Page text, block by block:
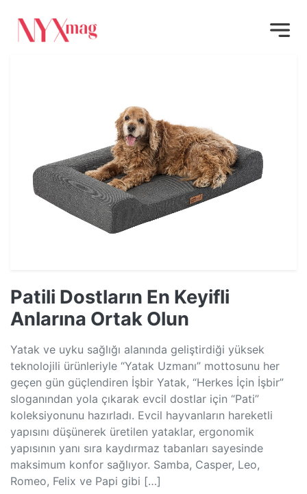
Patili Dostların En Keyifli
Anlarına Ortak Olun
Yatak ve uyku sağlığı alanında geliştirdiği yüksek
teknolojili ürünleriyle “Yatak Uzmanı” mottosunu her
geçen gün güçlendiren İşbir Yatak, “Herkes İçin İşbir”
sloganından yola çıkarak evcil dostlar için “Pati”
koleksiyonunu hazırladı. Evcil hayvanların hareketli
yapısını düşünerek üretilen yataklar, ergonomik
yapısının yanı sıra kaydırmaz tabanları sayesinde
maksimum konfor sağlıyor. Samba, Casper, Leo,
Romeo, Felix ve Papi gibi […]